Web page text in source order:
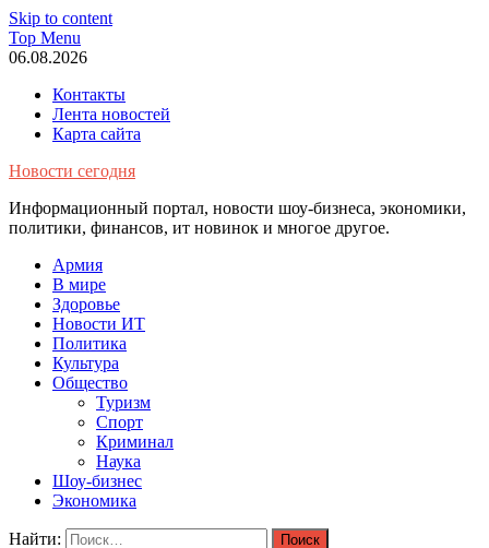
Skip to content
Top Menu
06.08.2026
Контакты
Лента новостей
Карта сайта
Новости сегодня
Информационный портал, новости шоу-бизнеса, экономики,
политики, финансов, ит новинок и многое другое.
Армия
В мире
Здоровье
Новости ИТ
Политика
Культура
Общество
Туризм
Спорт
Криминал
Наука
Шоу-бизнес
Экономика
Найти: